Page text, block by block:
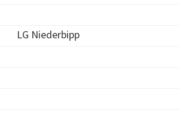
LG Niederbipp